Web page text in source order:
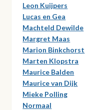
Leon Kuijpers
Lucas en Gea
Machteld Dewilde
Margret Maas
Marion Binkchorst
Marten Klopstra
Maurice Balden
Maurice van Dijk
Mieke Polling
Normaal